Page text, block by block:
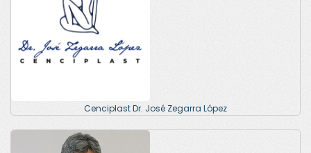
Cenciplast Dr. José Zegarra López